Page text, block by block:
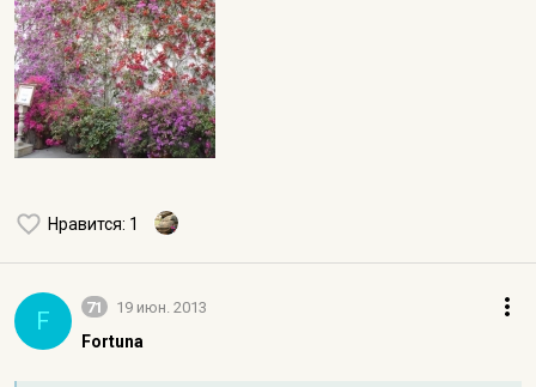
Нравится: 1
F 71 19 июн. 2013
Fortuna